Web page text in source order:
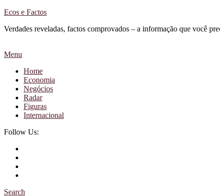
Skip
Content
Ecos e Factos
Verdades reveladas, factos comprovados – a informação que você
Menu
Home
Economia
Negócios
Radar
Figuras
Internacional
Follow Us:
Search